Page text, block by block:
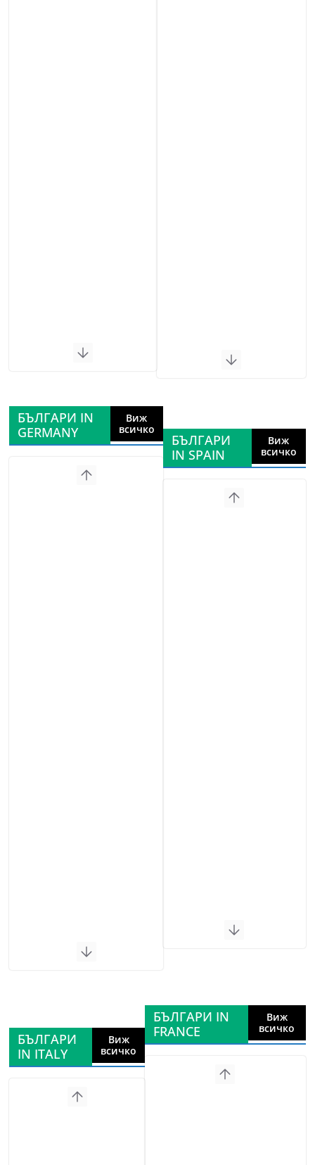
БЪЛГАРИ IN
GERMANY
Виж
всичко
БЪЛГАРИ
IN SPAIN
Виж
всичко
БЪЛГАРИ
IN ITALY
Виж
всичко
БЪЛГАРИ IN
FRANCE
Виж
всичко